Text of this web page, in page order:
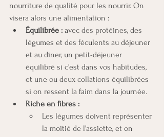
nourriture de qualité pour les nourrir. On
visera alors une alimentation :
Équilibrée : avec des protéines, des
légumes et des féculents au déjeuner
et au dîner, un petit-déjeuner
équilibré si c'est dans vos habitudes,
et une ou deux collations équilibrées
si on ressent la faim dans la journée.
Riche en fibres :
Les légumes doivent représenter
la moitié de l'assiette, et on